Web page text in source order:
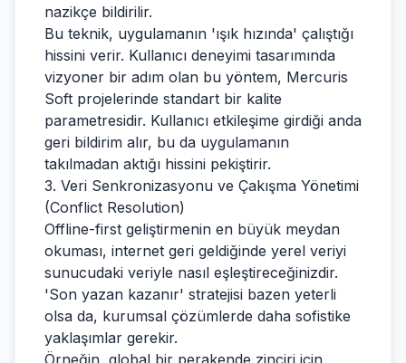
nazikçe bildirilir.
Bu teknik, uygulamanın 'ışık hızında' çalıştığı
hissini verir. Kullanıcı deneyimi tasarımında
vizyoner bir adım olan bu yöntem, Mercuris
Soft projelerinde standart bir kalite
parametresidir. Kullanıcı etkileşime girdiği anda
geri bildirim alır, bu da uygulamanın
takılmadan aktığı hissini pekiştirir.
3. Veri Senkronizasyonu ve Çakışma Yönetimi
(Conflict Resolution)
Offline-first geliştirmenin en büyük meydan
okuması, internet geri geldiğinde yerel veriyi
sunucudaki veriyle nasıl eşleştireceğinizdir.
'Son yazan kazanır' stratejisi bazen yeterli
olsa da, kurumsal çözümlerde daha sofistike
yaklaşımlar gerekir.
Örneğin, global bir perakende zinciri için